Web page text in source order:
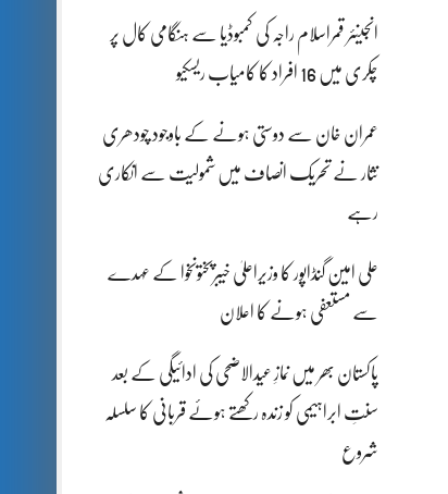
انجینئر قمراسلام راجہ کی کمبوڈیا سے ہنگامی کال پر
چکری میں 16 افراد کا کامیاب ریسکیو
عمران خان سے دوستی ہونے کے باوجود چودھری
نثار نے تحریک انصاف میں شمولیت سے انکاری
رہے
علی امین گنڈاپور کا وزیراعلیٰ خیبرپختونخوا کے عہدے
سے مستعفی ہونے کا اعلان
پاکستان بھر میں نمازِ عیدالاضحی کی ادائیگی کے بعد
سنتِ ابراہیمی کو زندہ رکھتے ہوئے قربانی کا سلسلہ
شروع